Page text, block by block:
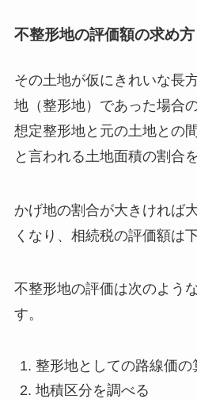
不整形地の評価額の求め方
その土地が仮にきれいな長
地（整形地）であった場合
想定整形地と元の土地との
と言われる土地面積の割合
かげ地の割合が大きければ
くなり、相続税の評価額は
不整形地の評価は次のよう
す。
整形地としての路線価の
地積区分を調べる